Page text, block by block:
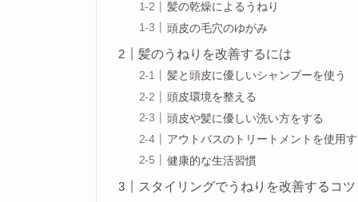
髪の乾燥によるうねり
頭皮の毛穴のゆがみ
髪のうねりを改善するには
髪と頭皮に優しいシャンプーを使う
頭皮環境を整える
頭皮や髪に優しい洗い方をする
アウトバスのトリートメントを使用
健康的な生活習慣
スタイリングでうねりを改善するコツ